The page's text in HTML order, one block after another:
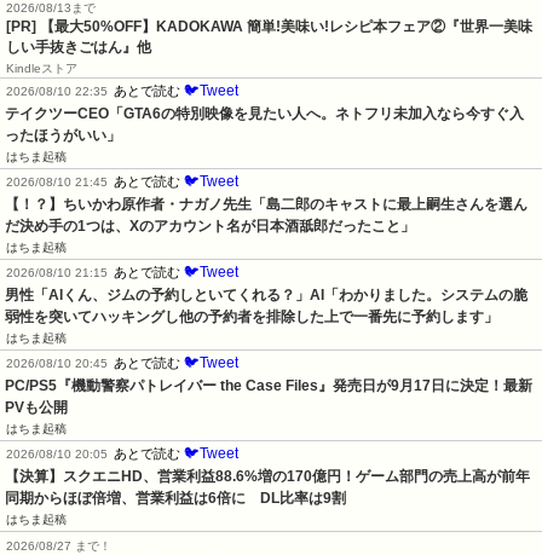
2026/08/13まで
[PR] 【最大50%OFF】KADOKAWA 簡単!美味い!レシピ本フェア②『世界一美味
しい手抜きごはん』他
Kindleストア
2026/08/10 22:35
あとで読む 🐦Tweet
テイクツーCEO「GTA6の特別映像を見たい人へ。ネトフリ未加入なら今すぐ入
ったほうがいい」
はちま起稿
2026/08/10 21:45
あとで読む 🐦Tweet
【！？】ちいかわ原作者・ナガノ先生「島二郎のキャストに最上嗣生さんを選ん
だ決め手の1つは、Xのアカウント名が日本酒舐郎だったこと」
はちま起稿
2026/08/10 21:15
あとで読む 🐦Tweet
男性「AIくん、ジムの予約しといてくれる？」AI「わかりました。システムの脆
弱性を突いてハッキングし他の予約者を排除した上で一番先に予約します」
はちま起稿
2026/08/10 20:45
あとで読む 🐦Tweet
PC/PS5『機動警察パトレイバー the Case Files』発売日が9月17日に決定！最新
PVも公開
はちま起稿
2026/08/10 20:05
あとで読む 🐦Tweet
【決算】スクエニHD、営業利益88.6%増の170億円！ゲーム部門の売上高が前年
同期からほぼ倍増、営業利益は6倍に　DL比率は9割
はちま起稿
2026/08/27 まで！